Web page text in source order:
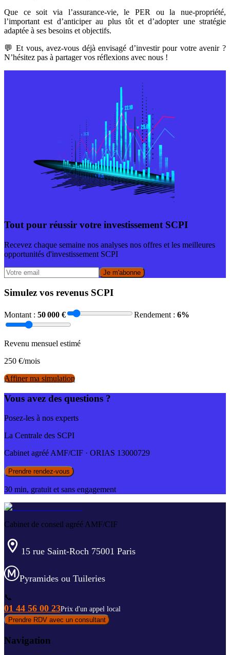
Que ce soit via l’assurance-vie, le PER ou la nue-propriété,
l’important est d’anticiper au plus tôt et d’adopter une stratégie
adaptée à ses besoins et objectifs.
💬 Et vous, avez-vous déjà envisagé d’investir pour votre avenir ?
N’hésitez pas à partager vos réflexions avec nous !
Tout pour réussir votre investissement SCPI
Recevez chaque semaine nos analyses nos offres et les meilleures
opportunités d'investissement SCPI
Je m'abonne
Simulez vos revenus SCPI
Montant : 50 000 € Rendement : 6%
Revenu mensuel estimé
250 €/mois
Affiner ma simulation
Vous avez des questions ?
Posez-les à nos experts
La Centrale des SCPI
Cabinet agréé AMF/CIF · ORIAS 13000729
Prendre rendez-vous
30 min, gratuit et sans engagement
Cabinet de conseil agréé AMF/CIF
15 rue Saint-Roch 75001 Paris
Pyramides ou Tuileries
📞
01 44 56 00 23Prix d'un appel local
Prendre RDV avec un consultant
Navigation